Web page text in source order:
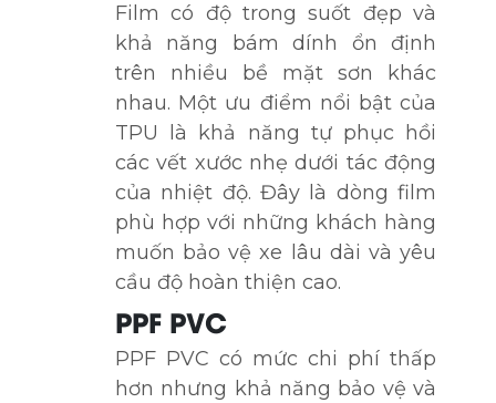
Film có độ trong suốt đẹp và
khả năng bám dính ổn định
trên nhiều bề mặt sơn khác
nhau. Một ưu điểm nổi bật của
TPU là khả năng tự phục hồi
các vết xước nhẹ dưới tác động
của nhiệt độ. Đây là dòng film
phù hợp với những khách hàng
muốn bảo vệ xe lâu dài và yêu
cầu độ hoàn thiện cao.
PPF PVC
PPF PVC có mức chi phí thấp
hơn nhưng khả năng bảo vệ và